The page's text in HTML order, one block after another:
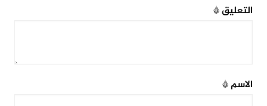
التعليق*
الاسم*